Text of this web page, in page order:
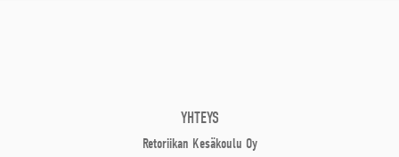
YHTEYS
Retoriikan Kesäkoulu Oy